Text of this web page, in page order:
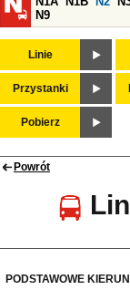
N9
Linie
Przystanki
Pobierz
Powrót
PODSTAWOWE